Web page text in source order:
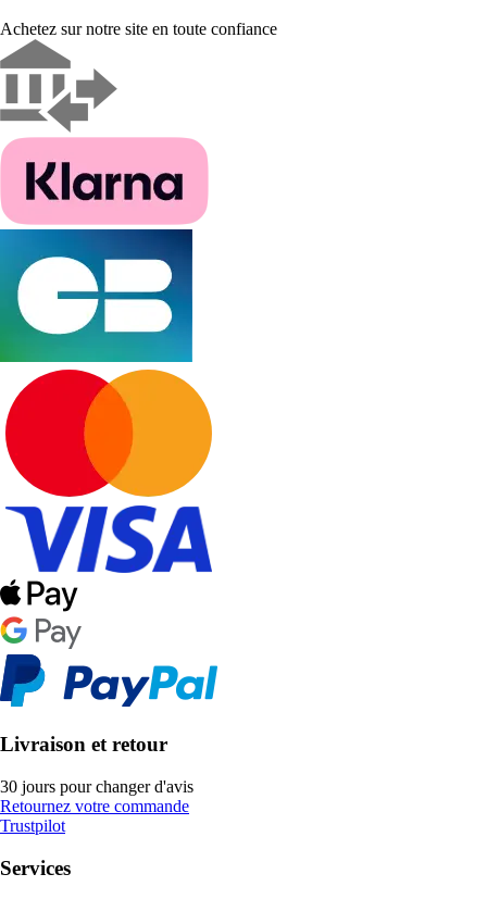
Achetez sur notre site en toute confiance
Livraison et retour
30 jours pour changer d'avis
Retournez votre commande
Trustpilot
Services